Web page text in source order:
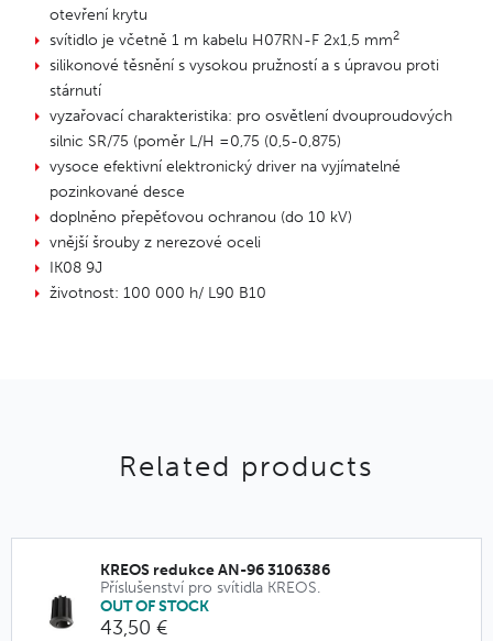
otevření krytu
svítidlo je včetně 1 m kabelu H07RN-F 2x1,5 mm2
silikonové těsnění s vysokou pružností a s úpravou proti
stárnutí
vyzařovací charakteristika: pro osvětlení dvouproudových
silnic SR/75 (poměr L/H =0,75 (0,5-0,875)
vysoce efektivní elektronický driver na vyjímatelné
pozinkované desce
doplněno přepěťovou ochranou (do 10 kV)
vnější šrouby z nerezové oceli
IK08 9J
životnost: 100 000 h/ L90 B10
Related products
KREOS redukce AN-96 3106386
Příslušenství pro svítidla KREOS.
OUT OF STOCK
43,50 €